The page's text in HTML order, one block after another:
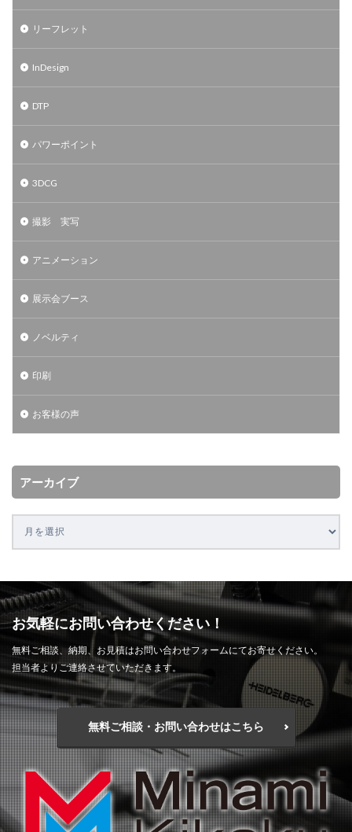
リーフレット
InDesign
DTP
パワーポイント
3DCG
撮影 実写
アニメーション
展示会ブース
ノベルティ
印刷
お客様の声
アーカイブ
お気軽にお問い合わせください！
無料ご相談、納期、お見積はお問い合わせフォームにてお寄せください。
担当者よりご連絡させていただきます。
無料ご相談・お問い合わせはこちら